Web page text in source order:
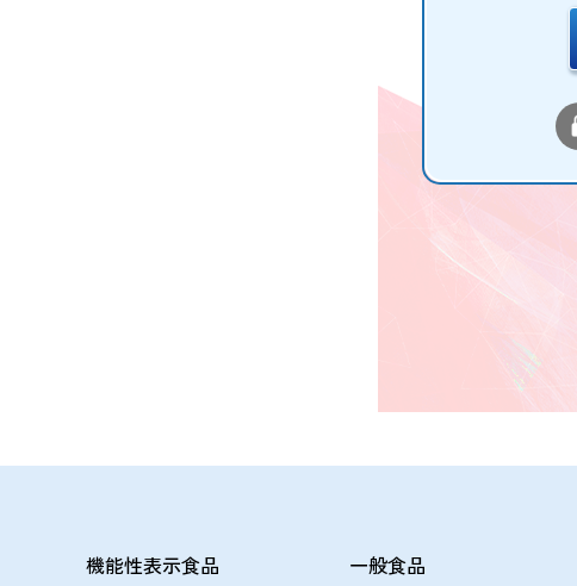
機能性表示食品 一般食品